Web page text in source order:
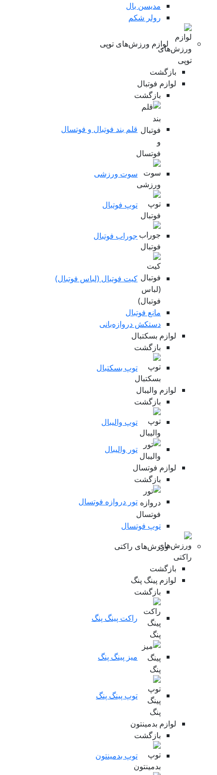
مدیسن بال
رولر شکم
لوازم ورزش‌های توپی
بازگشت
لوازم فوتبال
بازگشت
قلم بند فوتبال و فوتسال
سوت ورزشی
توپ فوتبال
جوراب فوتبال
کیت فوتبال (لباس فوتبال)
مانع فوتبال
دستکش دروازه‌بانی
لوازم بسکتبال
بازگشت
توپ بسکتبال
لوازم والیبال
بازگشت
توپ والیبال
تور والیبال
لوازم فوتسال
بازگشت
تور دروازه فوتسال
توپ فوتسال
ورزش‌های راکتی
بازگشت
لوازم پینگ پنگ
بازگشت
راکت پینگ پنگ
میز پینگ پنگ
توپ پینگ پنگ
لوازم بدمینتون
بازگشت
توپ بدمینتون